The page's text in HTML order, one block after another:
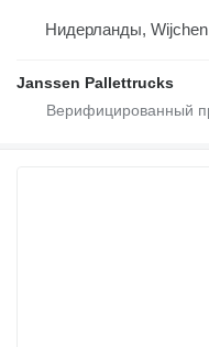
Нидерланды, Wijchen
Janssen Pallettrucks